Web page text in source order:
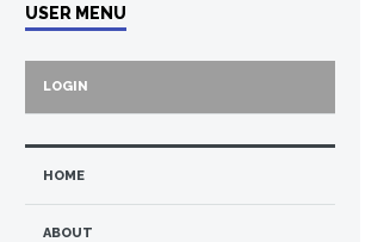
USER MENU
LOGIN
HOME
ABOUT